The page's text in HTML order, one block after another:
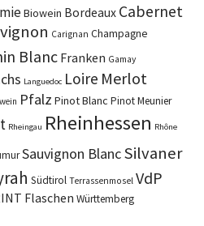
Biowein Bordeaux Cabernet
Carignan Champagne
BlancFranken Gamay
Languedoc Loire Merlot
Pfalz Pinot Blanc Pinot Meunier
Rheingau Rheinhessen Rhône
Sauvignon BlancSilvaner
Südtirol Terrassenmosel VdP
Flaschen Württemberg